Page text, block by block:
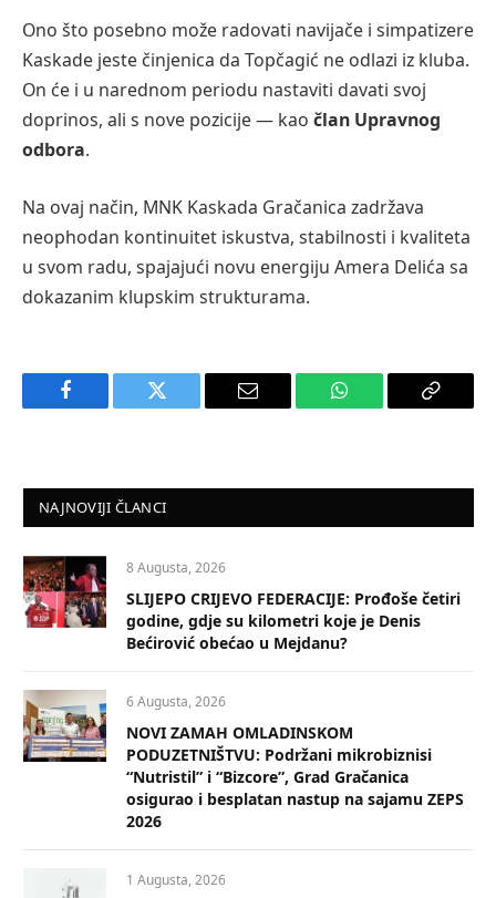
Ono što posebno može radovati navijače i simpatizere
Kaskade jeste činjenica da Topčagić ne odlazi iz kluba.
On će i u narednom periodu nastaviti davati svoj
doprinos, ali s nove pozicije — kao član Upravnog
odbora.
Na ovaj način, MNK Kaskada Gračanica zadržava
neophodan kontinuitet iskustva, stabilnosti i kvaliteta
u svom radu, spajajući novu energiju Amera Delića sa
dokazanim klupskim strukturama.
Facebook Twitter Email WhatsApp Copy
NAJNOVIJI ČLANCI
8 Augusta, 2026
SLIJEPO CRIJEVO FEDERACIJE: Prođoše četiri
godine, gdje su kilometri koje je Denis
Bećirović obećao u Mejdanu?
6 Augusta, 2026
NOVI ZAMAH OMLADINSKOM
PODUZETNIŠTVU: Podržani mikrobiznisi
“Nutristil” i “Bizcore”, Grad Gračanica
osigurao i besplatan nastup na sajamu ZEPS
2026
1 Augusta, 2026